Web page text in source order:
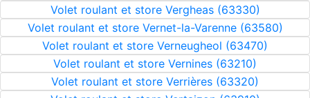
Volet roulant et store Vergheas (63330)
Volet roulant et store Vernet-la-Varenne (63580)
Volet roulant et store Verneugheol (63470)
Volet roulant et store Vernines (63210)
Volet roulant et store Verrières (63320)